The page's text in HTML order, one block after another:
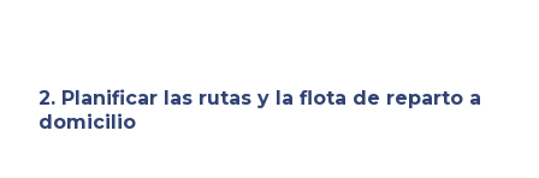
2. Planificar las rutas y la flota de reparto a
domicilio